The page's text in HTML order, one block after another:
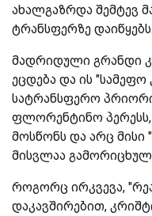
ახალგაზრდა შემტევ
ტრანსფერზე დაიწყებს.
მადრიდული გრანდი
ეცდება და ის
სატრანსფერო
ფლორენტინო
მოსწონს და არც მისი
მისვლაა
როგორც ირკვევა,
დაკავშირებით,